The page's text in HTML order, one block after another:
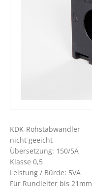
KDK-Rohstabwandler
nicht geeicht
Übersetzung: 150/5A
Klasse 0,5
Leistung / Bürde: 5VA
Für Rundleiter bis 21mm